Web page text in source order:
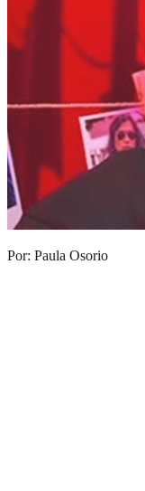
Por: Paula Osorio